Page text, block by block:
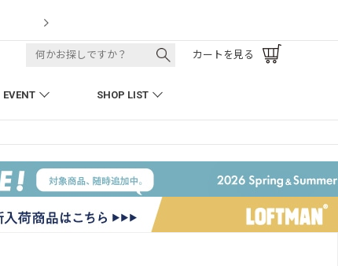
EVENT SHOP LIST
カートを見る